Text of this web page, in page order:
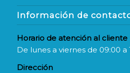
Información de
Horario de atención al cliente
De lunes a viernes de 09:00 a
Dirección